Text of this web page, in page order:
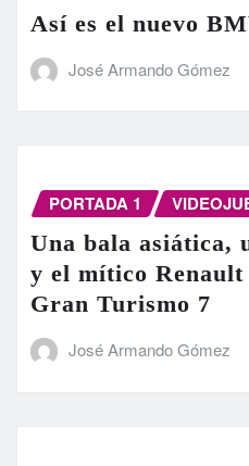
Así es el nuevo
José Armando Gómez
PORTADA 1
Una bala asiática,
y el mítico Renault
Gran Turismo 7
José Armando Gómez